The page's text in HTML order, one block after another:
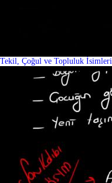
Tekil, Çoğul ve Topluluk İsimleri